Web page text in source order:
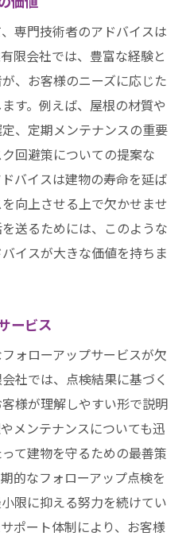
専門技術者のアドバイスは
限会社では、豊富な経験と
、お客様のニーズに応じた
す。例えば、屋根の材質や
、定期メンテナンスの重要
回避策についての提案な
バイスは建物の寿命を延ば
向上させる上で欠かせませ
送るためには、このような
イスが大きな価値を持ちま
ービス
ォローアップサービスが欠
社では、点検結果に基づく
様が理解しやすい形で説明
メンテナンスについても迅
て建物を守るための最善策
的なフォローアップ点検を
限に抑える努力を続けてい
ポート体制により、お客様